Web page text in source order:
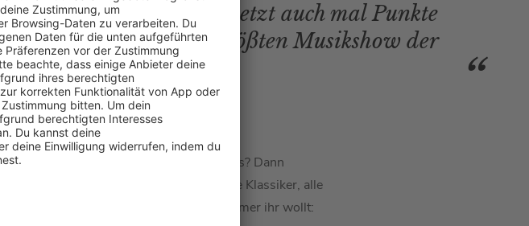
mich mega darauf, jetzt auch mal Punkte
zu dürfen in der größten Musikshow der
landen.
-Fans? Dann
indem nur
-Songs laufen! Alte Klassiker, alle
und ihr könnt einschalten, wann immer ihr wollt: